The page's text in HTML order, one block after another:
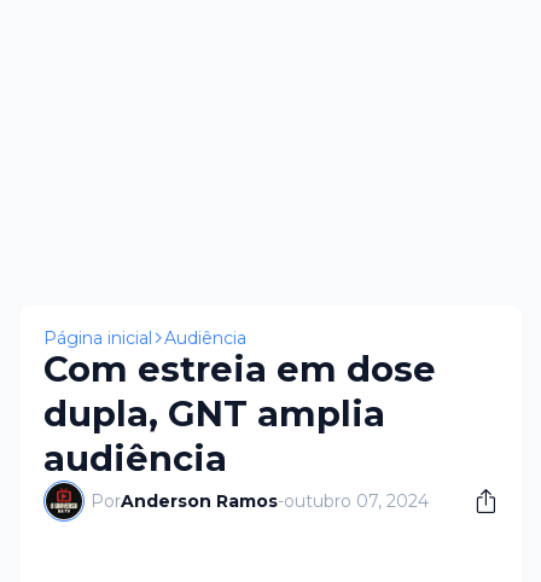
Página inicial Audiência
Com estreia em dose
dupla, GNT amplia
audiência
PorAnderson Ramos-outubro 07, 2024